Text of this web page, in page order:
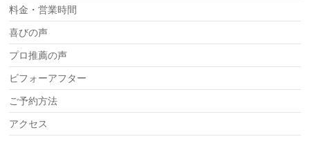
料金・営業時間
喜びの声
プロ推薦の声
ビフォーアフター
ご予約方法
アクセス